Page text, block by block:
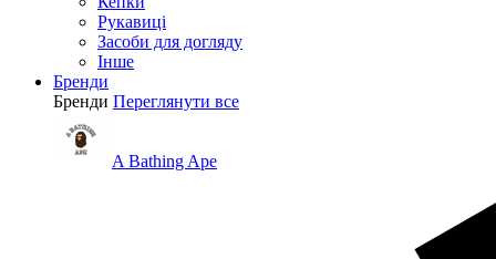
Рукавиці
Засоби для догляду
Інше
Бренди
Бренди Переглянути все
A Bathing Ape